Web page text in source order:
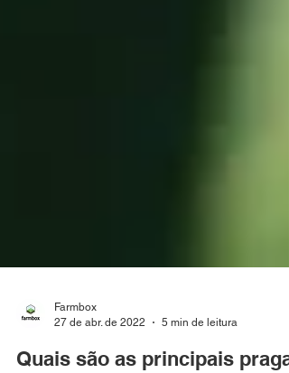
Farmbox
27 de abr. de 2022
5 min de leitura